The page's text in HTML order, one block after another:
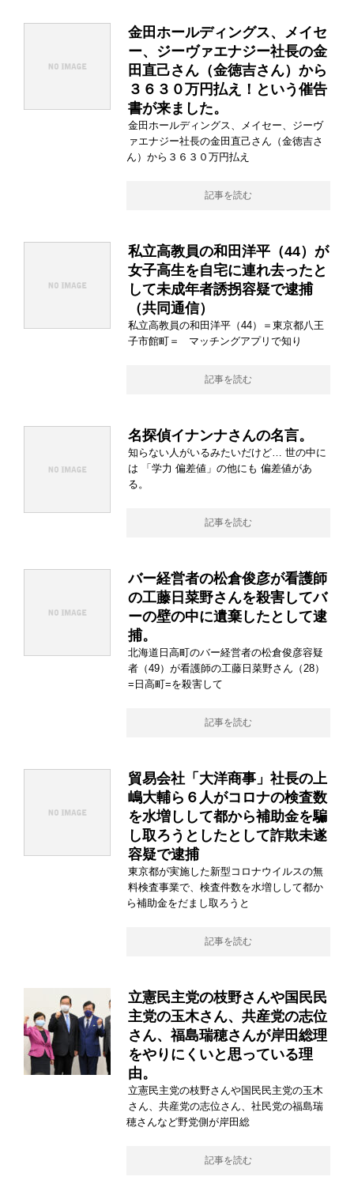
金田ホールディングス、メイセ
ー、ジーヴァエナジー社長の金
田直己さん（金徳吉さん）から
３６３０万円払え！という催告
書が来ました。
金田ホールディングス、メイセー、ジーヴ
ァエナジー社長の金田直己さん（金徳吉さ
ん）から３６３０万円払え
記事を読む
私立高教員の和田洋平（44）が
女子高生を自宅に連れ去ったと
して未成年者誘拐容疑で逮捕
（共同通信）
私立高教員の和田洋平（44）＝東京都八王
子市館町＝ マッチングアプリで知り
記事を読む
名探偵イナンナさんの名言。
知らない人がいるみたいだけど… 世の中に
は 「学力 偏差値」の他にも 偏差値があ
る。
記事を読む
バー経営者の松倉俊彦が看護師
の工藤日菜野さんを殺害してバ
ーの壁の中に遺棄したとして逮
捕。
北海道日高町のバー経営者の松倉俊彦容疑
者（49）が看護師の工藤日菜野さん（28）
=日高町=を殺害して
記事を読む
貿易会社「大洋商事」社長の上
嶋大輔ら６人がコロナの検査数
を水増しして都から補助金を騙
し取ろうとしたとして詐欺未遂
容疑で逮捕
東京都が実施した新型コロナウイルスの無
料検査事業で、検査件数を水増しして都か
ら補助金をだまし取ろうと
記事を読む
立憲民主党の枝野さんや国民民
主党の玉木さん、共産党の志位
さん、福島瑞穂さんが岸田総理
をやりにくいと思っている理
由。
立憲民主党の枝野さんや国民民主党の玉木
さん、共産党の志位さん、社民党の福島瑞
穂さんなど野党側が岸田総
記事を読む